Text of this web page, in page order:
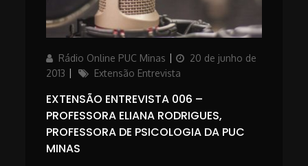
AuthorRádio Online PUC Minas
Posted
on
20 de junho de
2013
Categories
Extensão Entrevista
EXTENSÃO ENTREVISTA 006 –
PROFESSORA ELIANA RODRIGUES,
PROFESSORA DE PSICOLOGIA DA PUC
MINAS